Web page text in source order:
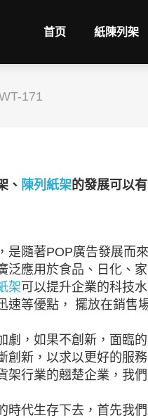
首页 紙陳列架
171
、 陳列紙架的發展可以
是隨著POP廣告發展而
泛應用於食品、日化、
架可以提升企業的科技
速等優點， 擺放在銷售
劇，如果不創新，面臨
創新，以求以更好的服
架行業的翹楚企業，我
時代生存下去，首先我